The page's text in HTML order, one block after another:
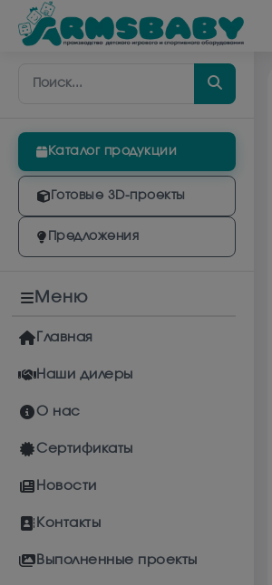
Каталог продукции
Готовые 3D-проекты
Предложения
Меню
Главная
Наши дилеры
О нас
Сертификаты
Новости
Контакты
Выполненные проекты